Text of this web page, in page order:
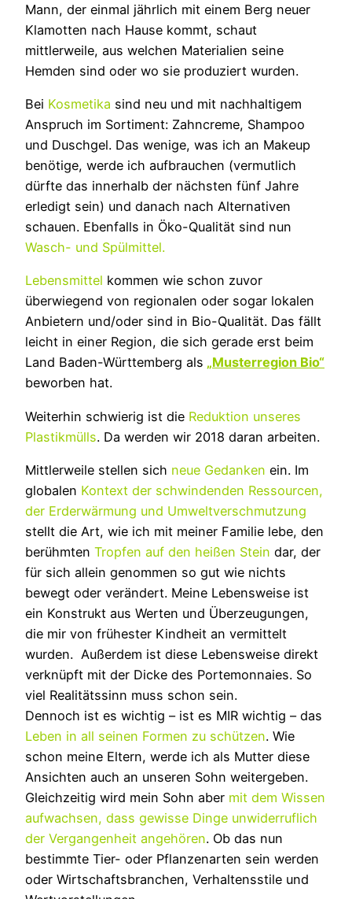
Mann, der einmal jährlich mit einem Berg neuer
Klamotten nach Hause kommt, schaut
mittlerweile, aus welchen Materialien seine
Hemden sind oder wo sie produziert wurden.
Bei Kosmetika sind neu und mit nachhaltigem
Anspruch im Sortiment: Zahncreme, Shampoo
und Duschgel. Das wenige, was ich an Makeup
benötige, werde ich aufbrauchen (vermutlich
dürfte das innerhalb der nächsten fünf Jahre
erledigt sein) und danach nach Alternativen
schauen. Ebenfalls in Öko-Qualität sind nun
Wasch- und Spülmittel.
Lebensmittel kommen wie schon zuvor
überwiegend von regionalen oder sogar lokalen
Anbietern und/oder sind in Bio-Qualität. Das fällt
leicht in einer Region, die sich gerade erst beim
Land Baden-Württemberg als „Musterregion Bio“
beworben hat.
Weiterhin schwierig ist die Reduktion unseres
Plastikmülls. Da werden wir 2018 daran arbeiten.
Mittlerweile stellen sich neue Gedanken ein. Im
globalen Kontext der schwindenden Ressourcen,
der Erderwärmung und Umweltverschmutzung
stellt die Art, wie ich mit meiner Familie lebe, den
berühmten Tropfen auf den heißen Stein dar, der
für sich allein genommen so gut wie nichts
bewegt oder verändert. Meine Lebensweise ist
ein Konstrukt aus Werten und Überzeugungen,
die mir von frühester Kindheit an vermittelt
wurden. Außerdem ist diese Lebensweise direkt
verknüpft mit der Dicke des Portemonnaies. So
viel Realitätssinn muss schon sein.
Dennoch ist es wichtig – ist es MIR wichtig – das
Leben in all seinen Formen zu schützen. Wie
schon meine Eltern, werde ich als Mutter diese
Ansichten auch an unseren Sohn weitergeben.
Gleichzeitig wird mein Sohn aber mit dem Wissen
aufwachsen, dass gewisse Dinge unwiderruflich
der Vergangenheit angehören. Ob das nun
bestimmte Tier- oder Pflanzenarten sein werden
oder Wirtschaftsbranchen, Verhaltensstile und